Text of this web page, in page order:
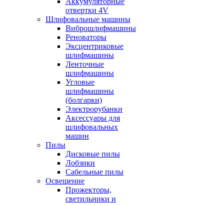
отвертки 4V
Шлифовальные машины
Виброшлифмашины
Реноваторы
Эксцентриковые
шлифмашины
Ленточные
шлифмашины
Угловые
шлифмашины
(болгарки)
Электрорубанки
Аксессуары для
шлифовальных
машин
Пилы
Дисковые пилы
Лобзики
Сабельные пилы
Освещение
Прожекторы,
светильники и